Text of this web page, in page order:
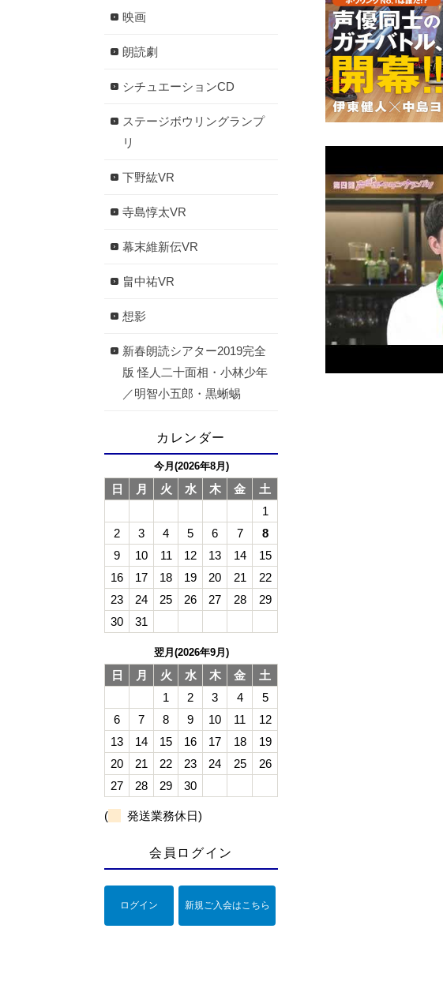
映画
朗読劇
シチュエーションCD
ステージボウリングランプ
リ
下野紘VR
寺島惇太VR
幕末維新伝VR
畠中祐VR
想影
新春朗読シアター2019完全
版 怪人二十面相・小林少年
／明智小五郎・黒蜥蜴
カレンダー
今月(2026年8月)
日 月 火 水 木 金
土
1
2
3 4 5 6 7
8
9
10 11 12 13 14
15
16
17 18 19 20 21
22
23
24 25 26 27 28
29
30
31
翌月(2026年9月)
日 月 火 水 木 金
土
1
2 3 4
5
6
7 8 9 10 11
12
13
14 15 16 17 18
19
20
21 22 23 24 25
26
27
28 29 30
( 発送業務休日)
会員ログイン
ログイン 新規ご入会はこちら